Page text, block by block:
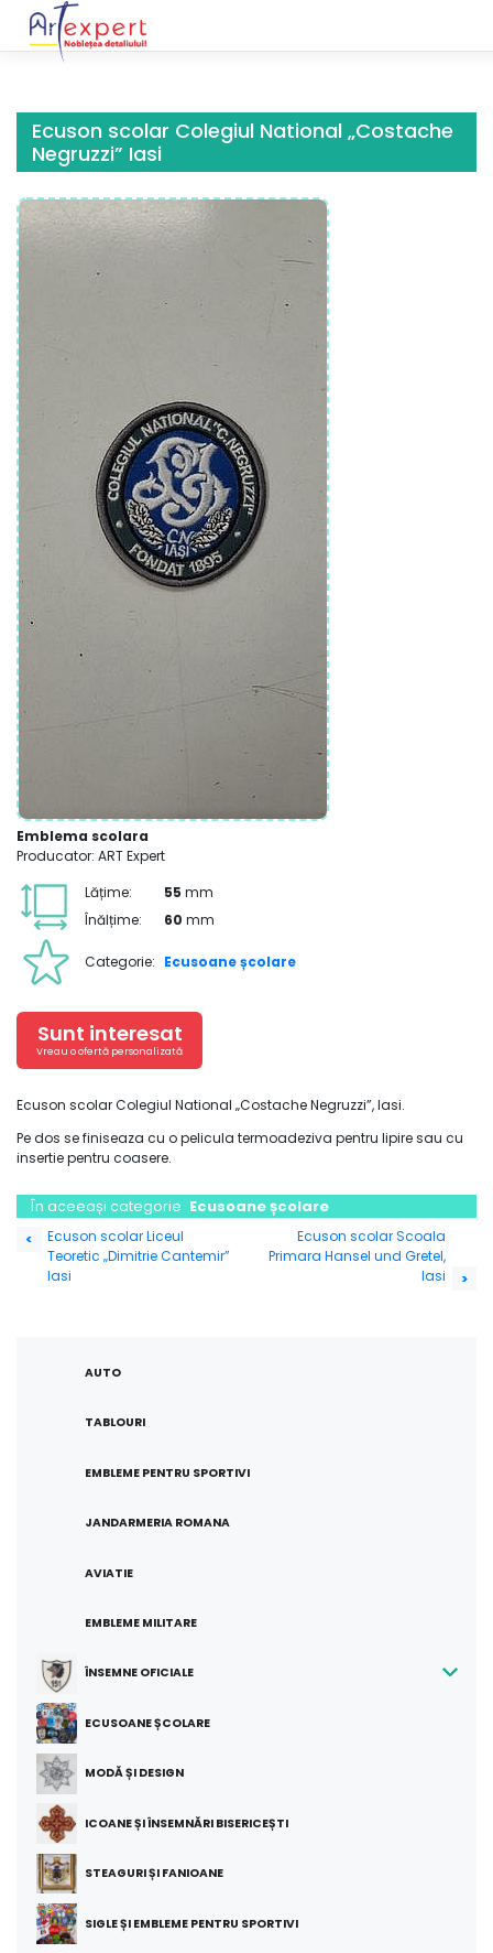
Ecuson scolar Colegiul National „Costache
Negruzzi” Iasi
Emblema scolara
Producator: ART Expert
Lățime:
55 mm
Înălțime:
60 mm
Categorie: Ecusoane școlare
Sunt interesat
Vreau o ofertă personalizată
Ecuson scolar Colegiul National „Costache Negruzzi”, Iasi.
Pe dos se finiseaza cu o pelicula termoadeziva pentru lipire sau cu
insertie pentru coasere.
În aceeași categorie Ecusoane școlare
Navigare
Ecuson scolar Scoala
Primara Hansel und Gretel,
Iasi
>
<
Ecuson scolar Liceul
Teoretic „Dimitrie Cantemir”
Iasi
AUTO
TABLOURI
EMBLEME PENTRU SPORTIVI
JANDARMERIA ROMANA
AVIATIE
EMBLEME MILITARE
ÎNSEMNE OFICIALE
ECUSOANE ȘCOLARE
MODĂ ȘI DESIGN
ICOANE ȘI ÎNSEMNĂRI BISERICEȘTI
STEAGURI ȘI FANIOANE
SIGLE ȘI EMBLEME PENTRU SPORTIVI